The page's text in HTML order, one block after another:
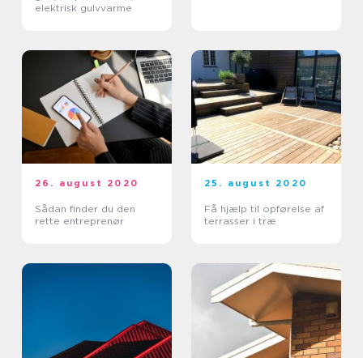
elektrisk gulvvarme
26. august 2020
Sådan finder du den
rette entreprenør
25. august 2020
Få hjælp til opførelse af
terrasser i træ